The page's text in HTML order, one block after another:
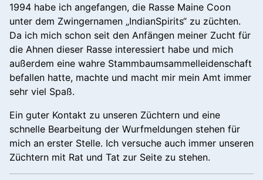
screen
reader,
press
"Ctrl
This
shortcut
activates
the
screen
1994 habe ich angefangen, die Rasse Maine Coon
unter dem Zwingernamen „IndianSpirits“ zu züchten.
Da ich mich schon seit den Anfängen meiner Zucht für
die Ahnen dieser Rasse interessiert habe und mich
außerdem eine wahre Stammbaumsammelleidenschaft
befallen hatte, machte und macht mir mein Amt immer
sehr viel Spaß.
Ein guter Kontakt zu unseren Züchtern und eine
schnelle Bearbeitung der Wurfmeldungen stehen für
mich an erster Stelle. Ich versuche auch immer unseren
Züchtern mit Rat und Tat zur Seite zu stehen.